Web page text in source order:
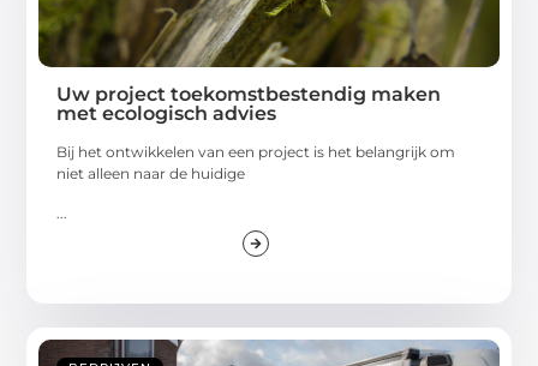
Uw project toekomstbestendig maken
met ecologisch advies
Bij het ontwikkelen van een project is het belangrijk om
niet alleen naar de huidige